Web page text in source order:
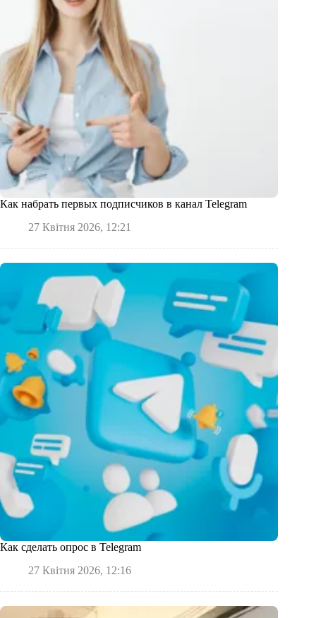
Как набрать первых подписчиков в канал Telegram
27 Квітня 2026, 12:21
Как сделать опрос в Telegram
27 Квітня 2026, 12:16